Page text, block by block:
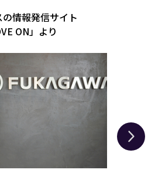
情報発信サイト
ON」より